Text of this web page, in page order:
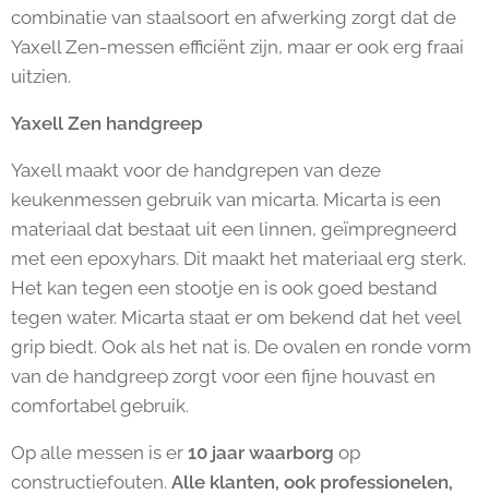
combinatie van staalsoort en afwerking zorgt dat de
Yaxell Zen-messen efficiënt zijn, maar er ook erg fraai
uitzien.
Yaxell Zen handgreep
Yaxell maakt voor de handgrepen van deze
keukenmessen gebruik van micarta. Micarta is een
materiaal dat bestaat uit een linnen, geïmpregneerd
met een epoxyhars. Dit maakt het materiaal erg sterk.
Het kan tegen een stootje en is ook goed bestand
tegen water. Micarta staat er om bekend dat het veel
grip biedt. Ook als het nat is. De ovalen en ronde vorm
van de handgreep zorgt voor een fijne houvast en
comfortabel gebruik.
Op alle messen is er 10 jaar waarborg op
constructiefouten. Alle klanten, ook professionelen,